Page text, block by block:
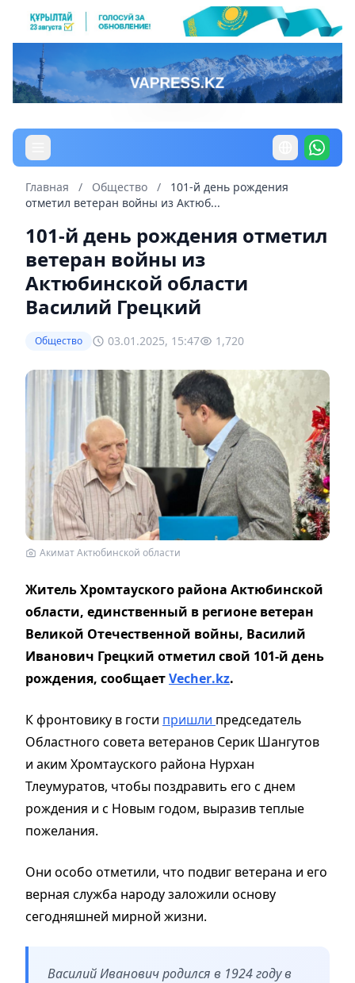
Главная / Общество /
101-й день рождения
отметил ветеран войны из Актюб...
101-й день рождения отметил
ветеран войны из
Актюбинской области
Василий Грецкий
Общество 03.01.2025, 15:47 1,720
Акимат Актюбинской области
Житель Хромтауского района Актюбинской
области, единственный в регионе ветеран
Великой Отечественной войны, Василий
Иванович Грецкий отметил свой 101-й день
рождения, сообщаетVecher.kz.
К фронтовику в гости пришли председатель
Областного совета ветеранов Серик Шангутов
и аким Хромтауского района Нурхан
Тлеумуратов, чтобы поздравить его с днем
рождения и с Новым годом, выразив теплые
пожелания.
Они особо отметили, что подвиг ветерана и его
верная служба народу заложили основу
сегодняшней мирной жизни.
Василий Иванович родился в 1924 году в